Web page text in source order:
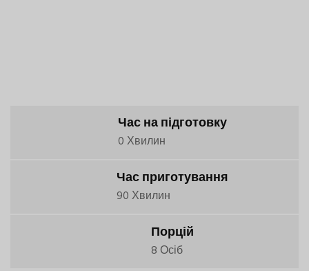
Час на підготовку
0 Хвилин
Час приготування
90 Хвилин
Порцій
8 Осіб